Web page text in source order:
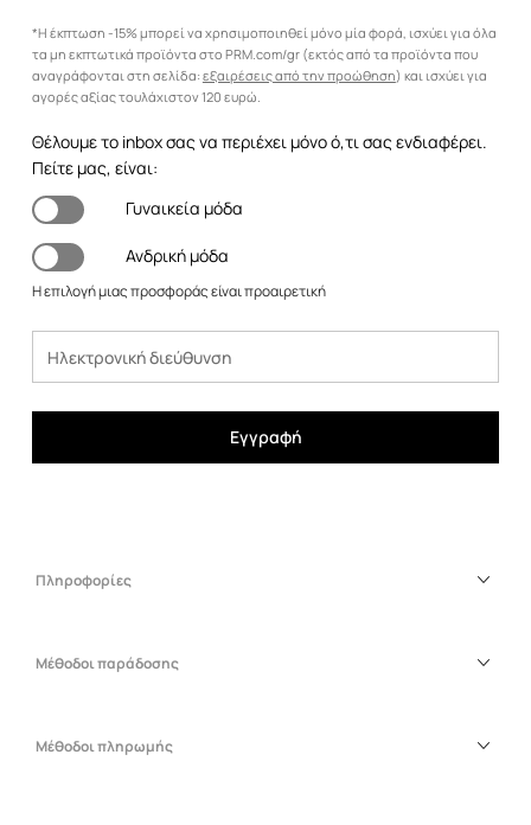
*Η έκπτωση -15% μπορεί να χρησιμοποιηθεί μόνο μία φορά, ισχύει για όλα
τα μη εκπτωτικά προϊόντα στο PRM.com/gr (εκτός από τα προϊόντα που
αναγράφονται στη σελίδα: εξαιρέσεις από την προώθηση) και ισχύει για
αγορές αξίας τουλάχιστον 120 ευρώ.
Θέλουμε το inbox σας να περιέχει μόνο ό,τι σας ενδιαφέρει.
Πείτε μας, είναι:
Γυναικεία μόδα
Ανδρική μόδα
Η επιλογή μιας προσφοράς είναι προαιρετική
Εγγραφή
Πληροφορίες
Μέθοδοι παράδοσης
Μέθοδοι πληρωμής